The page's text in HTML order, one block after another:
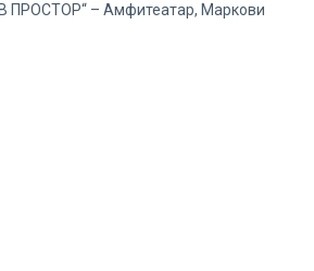
ПРОСТОР“ – Амфитеатар, Маркови